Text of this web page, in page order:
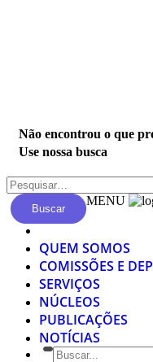
Não encontrou o que
Use nossa busca
Buscar
MENU
QUEM SOMOS
COMISSÕES E
SERVIÇOS
NÚCLEOS
PUBLICAÇÕES
NOTÍCIAS